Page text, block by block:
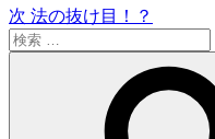
次 法の抜け目！？
検
索: